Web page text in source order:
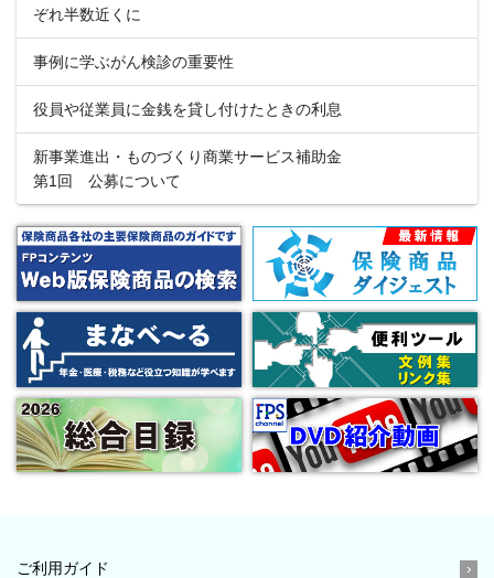
ぞれ半数近くに
事例に学ぶがん検診の重要性
役員や従業員に金銭を貸し付けたときの利息
新事業進出・ものづくり商業サービス補助金
第1回 公募について
ご利用ガイド